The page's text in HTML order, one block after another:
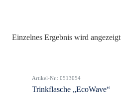
Farbe
Einzelnes Ergebnis wird angezeigt
Artikel-Nr.: 0513054
Trinkflasche „EcoWave“